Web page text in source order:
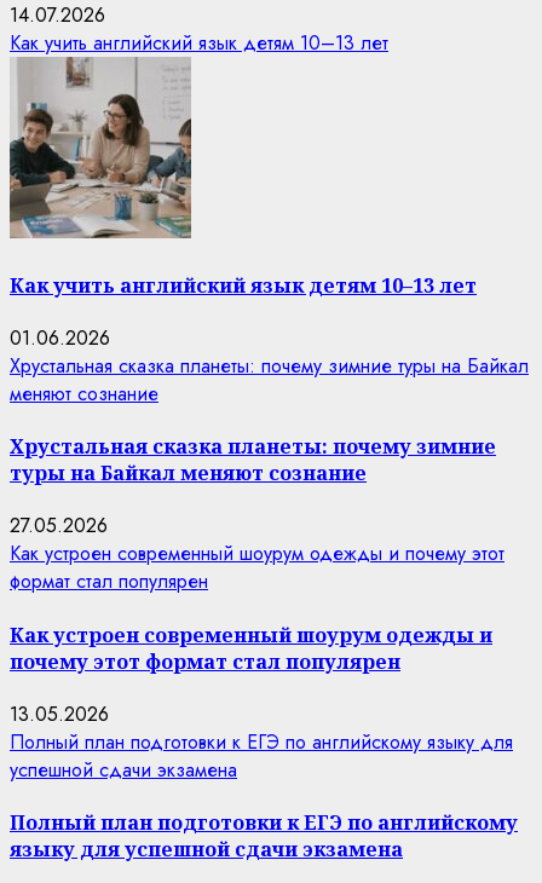
14.07.2026
Как учить английский язык детям 10–13 лет
Как учить английский язык детям 10–13 лет
01.06.2026
Хрустальная сказка планеты: почему зимние туры на Байкал
меняют сознание
Хрустальная сказка планеты: почему зимние
туры на Байкал меняют сознание
27.05.2026
Как устроен современный шоурум одежды и почему этот
формат стал популярен
Как устроен современный шоурум одежды и
почему этот формат стал популярен
13.05.2026
Полный план подготовки к ЕГЭ по английскому языку для
успешной сдачи экзамена
Полный план подготовки к ЕГЭ по английскому
языку для успешной сдачи экзамена